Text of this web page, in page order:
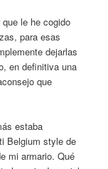
le he cogido
para esas
dejarlas
en definitiva una
que
estaba
Belgium style de
mi armario. Qué